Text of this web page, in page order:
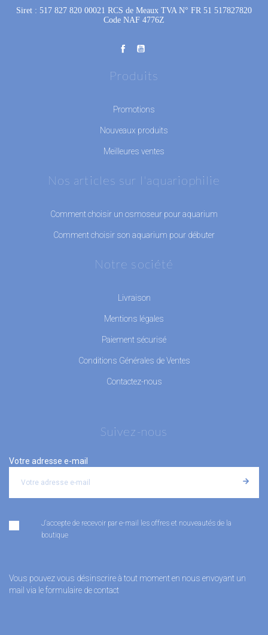
Siret : 517 827 820 00021 RCS de Meaux TVA N° FR 51 517827820
Code NAF 4776Z
Produits
Promotions
Nouveaux produits
Meilleures ventes
Nos articles sur l'aquariophilie
Comment choisir un osmoseur pour aquarium
Comment choisir son aquarium pour débuter
Notre société
Livraison
Mentions légales
Paiement sécurisé
Conditions Générales de Ventes
Contactez-nous
Suivez-nous
Votre adresse e-mail
J'accepte de recevoir par e-mail les offres et nouveautés de la
boutique
Vous pouvez vous désinscrire à tout moment en nous envoyant un
mail via le formulaire de contact